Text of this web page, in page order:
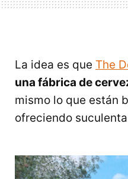
La idea es que The
una fábrica de
mismo lo que están
ofreciendo